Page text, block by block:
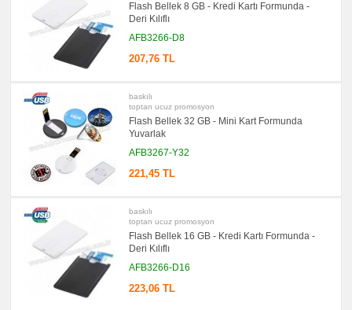
Flash Bellek 8 GB - Kredi Kartı Formunda -
Deri Kılıflı
AFB3266-D8
207,76 TL
baskılı
toptan ucuz promosyon
Flash Bellek 32 GB - Mini Kart Formunda
Yuvarlak
AFB3267-Y32
221,45 TL
baskılı
toptan ucuz promosyon
Flash Bellek 16 GB - Kredi Kartı Formunda -
Deri Kılıflı
AFB3266-D16
223,06 TL
promosyon
Bardak
Altlığı
Para
promosyon
Evrak
Çantası
&
Sekreter
Bloknot
promosyon
Masa
Seti
Takımı
Yapışkan
Notluk
Seti
Not
Tutucu